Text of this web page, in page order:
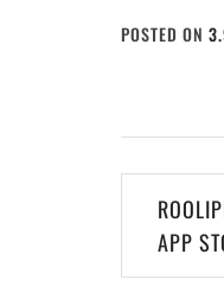
POSTED ON
Post
APP